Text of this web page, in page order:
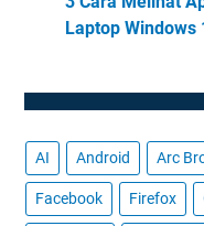
Laptop Windows
AI Android Arc
Facebook Firefox